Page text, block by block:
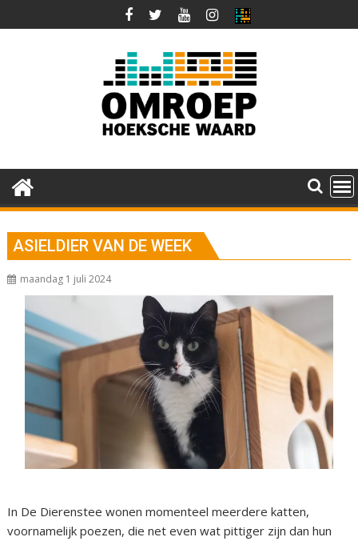
naar
ASIELDIER VAN DE WEEK
maandag 1 juli 2024
In De Dierenstee wonen momenteel meerdere katten,
voornamelijk poezen, die net even wat pittiger zijn dan hun